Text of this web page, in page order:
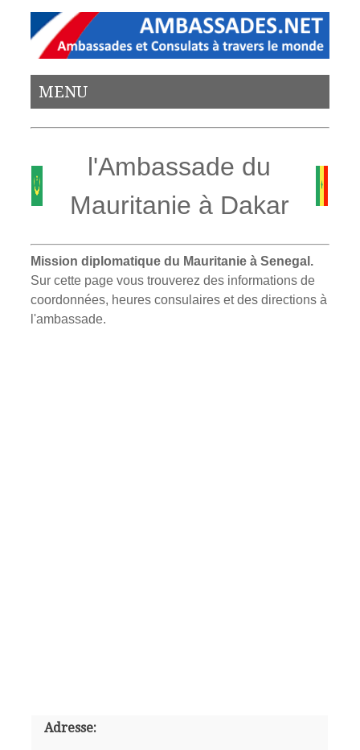
MENU
l'Ambassade du
Mauritanie à Dakar
Mission diplomatique du Mauritanie à Senegal.
Sur cette page vous trouverez des informations de
coordonnées, heures consulaires et des directions à
l'ambassade.
Adresse: